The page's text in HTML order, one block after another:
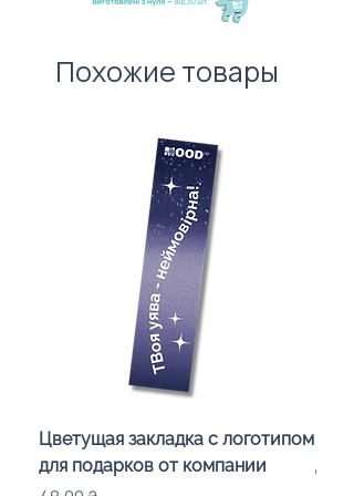
100 штук без врахування
Похожие товары
Цветущая закладка с логотипом
для подарков от компании
для